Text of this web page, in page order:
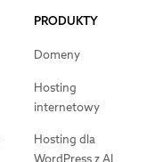
PRODUKTY
Domeny
Hosting
internetowy
Hosting dla
WordPress z AI